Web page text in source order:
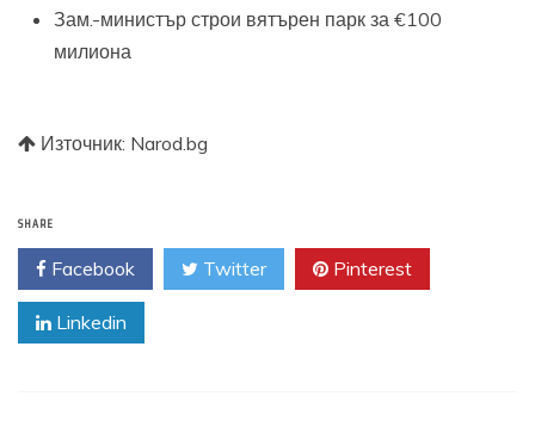
Зам.-министър строи вятърен парк за €100
милиона
Източник: Narod.bg
SHARE
Facebook Twitter Pinterest
Linkedin